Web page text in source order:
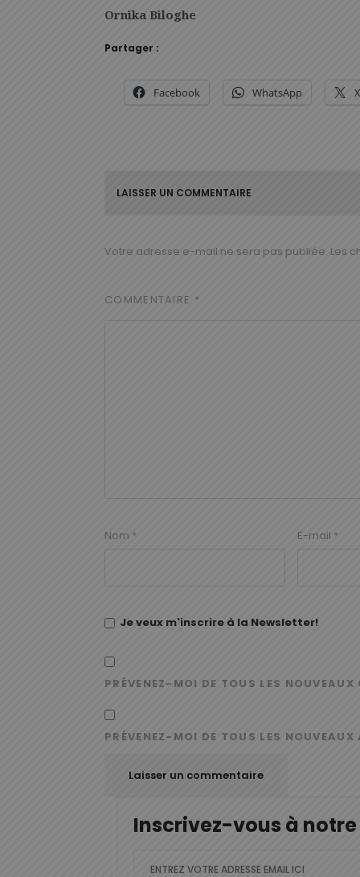
Ornika Biloghe
Partager :
Facebook WhatsApp X
LAISSER UN COMMENTAIRE
Votre adresse e-mail ne sera pas publiée. Les
COMMENTAIRE *
Nom * E-mail *
Je veux m'inscrire à la Newsletter!
PRÉVENEZ-MOI DE TOUS LES
PRÉVENEZ-MOI DE TOUS LES
Inscrivez-vous à